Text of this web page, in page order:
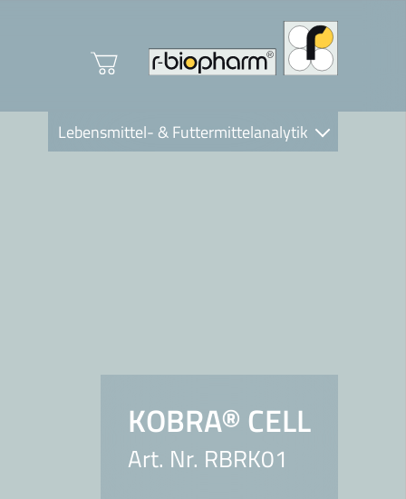
Lebensmittel- & Futtermittelanalytik
KOBRA® CELL
Art. Nr. RBRK01